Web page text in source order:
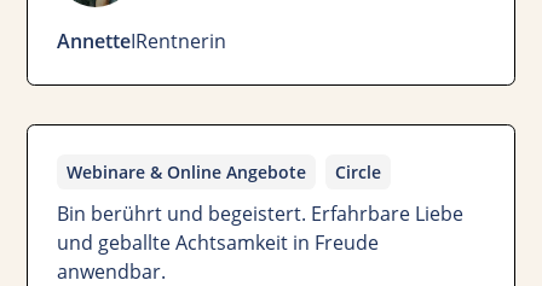
AnnetteIRentnerin
Webinare & Online Angebote Circle
Bin berührt und begeistert. Erfahrbare Liebe
und geballte Achtsamkeit in Freude
anwendbar.